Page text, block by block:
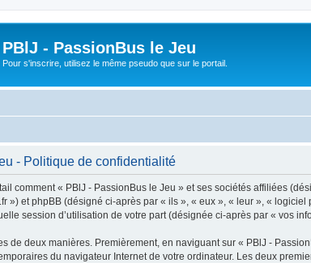
PBlJ - PassionBus le Jeu
Pour s'inscrire, utilisez le même pseudo que sur le portail.
- Politique de confidentialité
comment « PBlJ - PassionBus le Jeu » et ses sociétés affiliées
») et phpBB (désigné ci-après par « ils », « eux », « leur », «
session d’utilisation de votre part (désignée ci-après par « vos
de deux manières. Premièrement, en naviguant sur « PBlJ -
du navigateur Internet de votre ordinateur. Les deux